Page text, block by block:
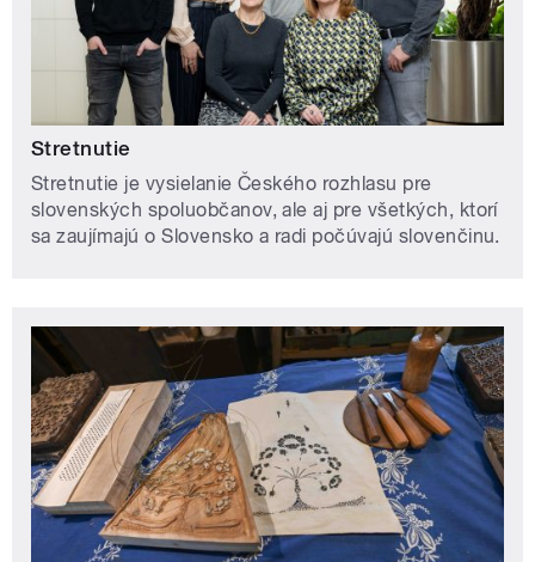
Stretnutie
Stretnutie je vysielanie Českého rozhlasu pre
slovenských spoluobčanov, ale aj pre všetkých, ktorí
sa zaujímajú o Slovensko a radi počúvajú slovenčinu.